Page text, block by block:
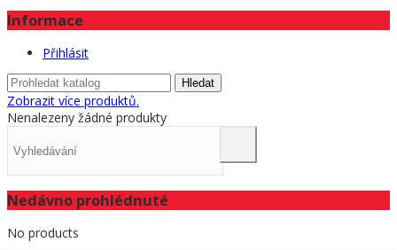
Informace
Přihlásit
Hledat
Zobrazit více produktů.
Nenalezeny žádné produkty
Nedávno prohlédnuté
No products